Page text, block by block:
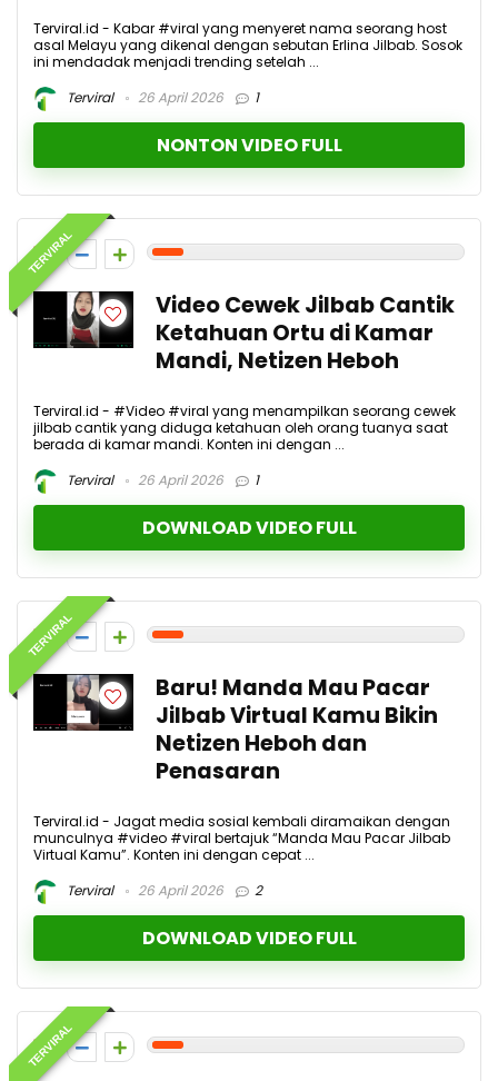
Terviral.id - Kabar #viral yang menyeret nama seorang host
asal Melayu yang dikenal dengan sebutan Erlina Jilbab. Sosok
ini mendadak menjadi trending setelah ...
Terviral
26 April 2026 1
NONTON VIDEO FULL
TERVIRAL
1
Video Cewek Jilbab Cantik
Ketahuan Ortu di Kamar
Mandi, Netizen Heboh
Terviral.id - #Video #viral yang menampilkan seorang cewek
jilbab cantik yang diduga ketahuan oleh orang tuanya saat
berada di kamar mandi. Konten ini dengan ...
Terviral
26 April 2026 1
DOWNLOAD VIDEO FULL
TERVIRAL
1
Baru! Manda Mau Pacar
Jilbab Virtual Kamu Bikin
Netizen Heboh dan
Penasaran
Terviral.id - Jagat media sosial kembali diramaikan dengan
munculnya #video #viral bertajuk “Manda Mau Pacar Jilbab
Virtual Kamu”. Konten ini dengan cepat ...
Terviral
26 April 2026 2
DOWNLOAD VIDEO FULL
TERVIRAL
1